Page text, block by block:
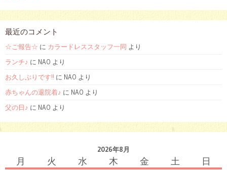
最近のコメント
☆ご報告☆ に カラードレススタッフ一同 より
ランチ♪ に NAO より
お久しぶりです!! に NAO より
赤ちゃんの退院着♪ に NAO より
父の日♪ に NAO より
2026年8月
月 火 水 木 金 土 日